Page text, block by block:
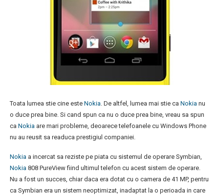
Toata lumea stie cine este Nokia. De altfel, lumea mai stie ca Nokia nu
o duce prea bine. Si cand spun ca nu o duce prea bine, vreau sa spun
ca Nokia are mari probleme, deoarece telefoanele cu Windows Phone
nu au reusit sa readuca prestigiul companiei.
Nokia a incercat sa reziste pe piata cu sistemul de operare Symbian,
Nokia 808 PureView fiind ultimul telefon cu acest sistem de operare.
Nu a fost un succes, chiar daca era dotat cu o camera de 41 MP, pentru
ca Symbian era un sistem neoptimizat, inadaptat la o perioada in care